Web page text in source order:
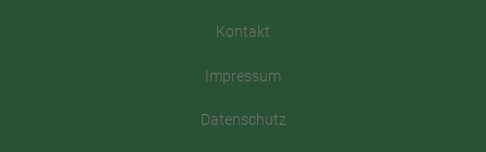
Kontakt
Impressum
Datenschutz